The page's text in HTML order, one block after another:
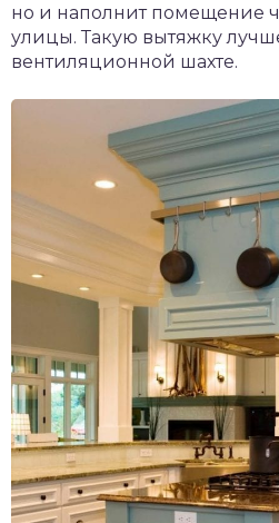
но и наполнит помещение
улицы. Такую вытяжку
вентиляционной шахте.